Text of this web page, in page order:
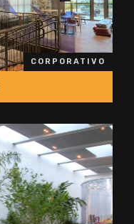
CORPORATIVO